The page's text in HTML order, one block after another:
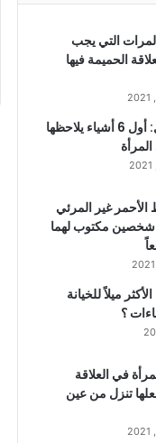
التي يجب
الحميمة فيها
اللقاء الأول: أول 6 أشياء يلاحظها
الأحمر غير المرئي
شخصين مكتوب لهما
ميلاً للخيانة
؟
في العلاقة
تنزل من عين